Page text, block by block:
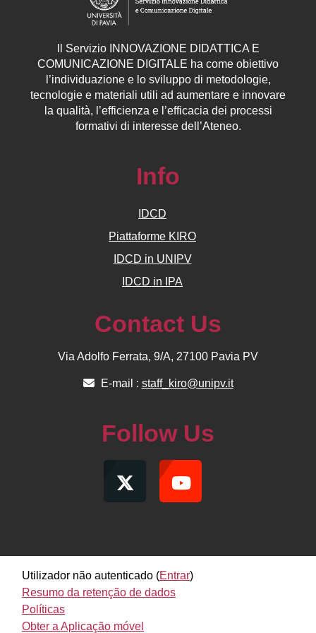
Servizio INNOVAZIONE DIDATTICA E
COMUNICAZIONE DIGITALE ha come obiettivo
l’individuazione e lo sviluppo di metodologie,
tecnologie e materiali utili ad aumentare e innovare
la qualità, l’efficienza e l’efficacia dei processi
formativi di interesse dell’Ateneo.
Info
IDCD
Piattaforme KIRO
IDCD in UNIPV
IDCD in IPA
Contact Us
Via Adolfo Ferrata, 9/A, 27100 Pavia PV
E-mail : staff_kiro@unipv.it
Follow Us
Utilizador não autenticado (Entrar)
Resumo da retenção de dados
Políticas
Obter a Aplicação móvel